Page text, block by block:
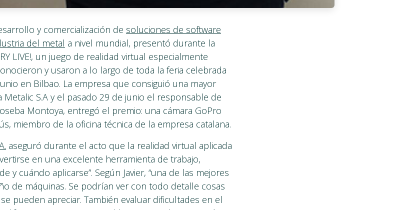
y comercialización de soluciones de software
del metal a nivel mundial, presentó durante la
LIVE!, un juego de realidad virtual especialmente
y usaron a lo largo de toda la feria celebrada
en Bilbao. La empresa que consiguió una mayor
S.A y el pasado 29 de junio el responsable de
Montoya, entregó el premio: una cámara GoPro
miembro de la oficina técnica de la empresa catalana.
aseguró durante el acto que la realidad virtual aplicada
en una excelente herramienta de trabajo,
y cuándo aplicarse”. Según Javier, “una de las mejores
de máquinas. Se podrían ver con todo detalle cosas
pueden apreciar. También evaluar dificultades en el